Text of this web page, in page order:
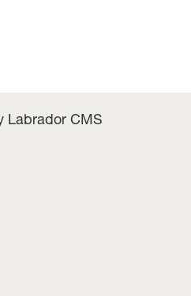
Labrador CMS